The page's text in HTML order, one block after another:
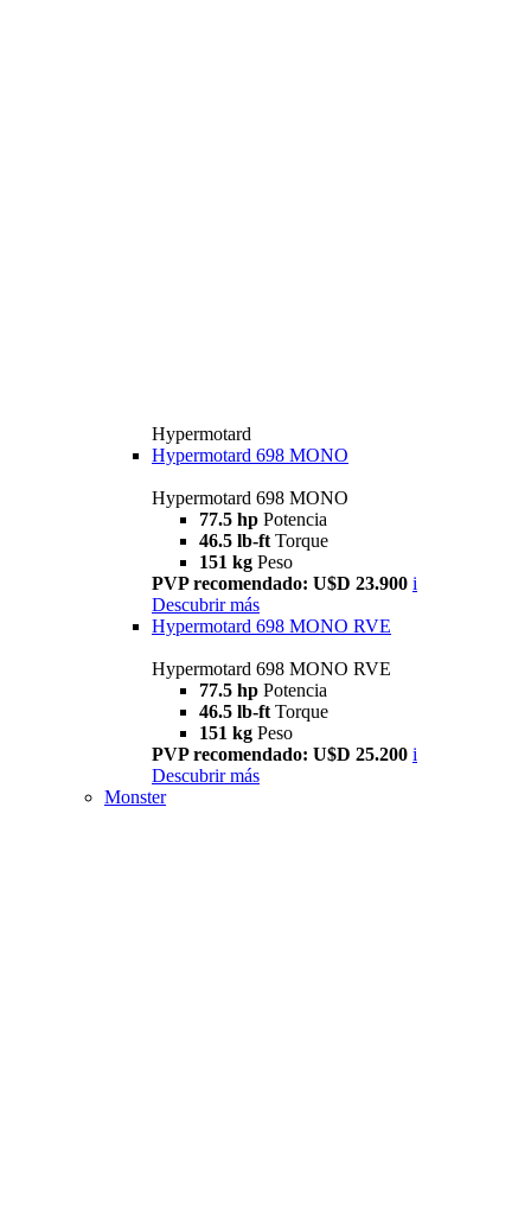
Hypermotard
Hypermotard 698 MONO
Hypermotard 698 MONO
77.5 hp Potencia
46.5 lb-ft Torque
151 kg Peso
PVP recomendado: U$D 23.900 i
Descubrir más
Hypermotard 698 MONO RVE
Hypermotard 698 MONO RVE
77.5 hp Potencia
46.5 lb-ft Torque
151 kg Peso
PVP recomendado: U$D 25.200 i
Descubrir más
Monster